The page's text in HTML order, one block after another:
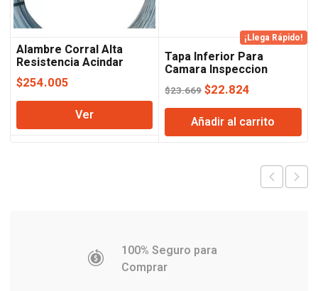
Alambre Corral Alta
Resistencia Acindar
$254.005
Ver
¡Llega Rápido!
Tapa Inferior Para
Camara Inspeccion
60×60
$23.669El
precio
original
era:
$22.824
precio
actual
es:
Añadir al carrito
100% Seguro para
Comprar